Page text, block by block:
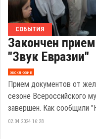
СОБЫТИЯ
Закончен
"Звук Евразии"
эксклюзив
Прием документов от
сезоне Всероссийского
завершен. Как сообщили
02.04.2024 16:28